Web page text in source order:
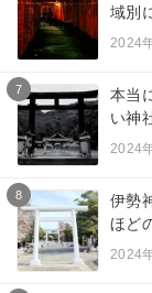
域別
2024
7
本当
い神
2024
8
伊勢
ほど
2024